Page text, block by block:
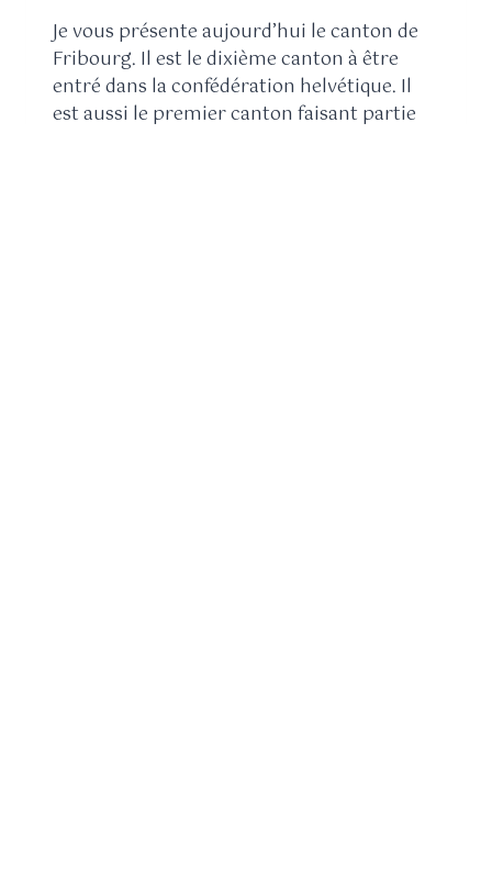
Je vous présente aujourd’hui le canton de
Fribourg. Il est le dixième canton à être
entré dans la confédération helvétique. Il
est aussi le premier canton faisant partie